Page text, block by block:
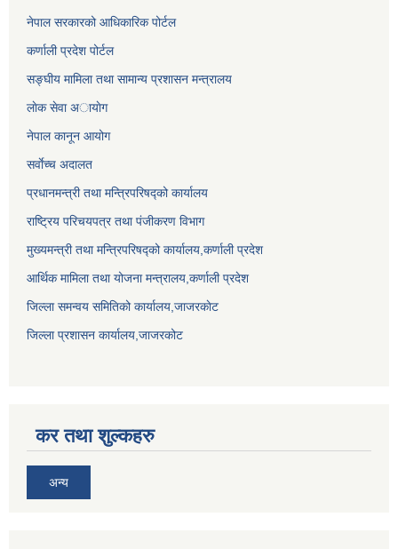
नेपाल सरकारको आधिकारिक पोर्टल
कर्णाली प्रदेश पोर्टल
सङ्घीय मामिला तथा सामान्य प्रशासन मन्त्रालय
लाेक सेवा अायाेग
नेपाल कानून आयोग
सर्वाेच्च अदालत
प्रधानमन्त्री तथा मन्त्रिपरिषद्को कार्यालय
राष्ट्रिय परिचयपत्र तथा पंजीकरण विभाग
मुख्यमन्त्री तथा मन्त्रिपरिषद्को कार्यालय,कर्णाली प्रदेश
आर्थिक मामिला तथा योजना मन्त्रालय,कर्णाली प्रदेश
जिल्ला समन्वय समितिको कार्यालय,जाजरकाेट
जिल्ला प्रशासन कार्यालय,जाजरकोट
कर तथा शुल्कहरु
अन्य